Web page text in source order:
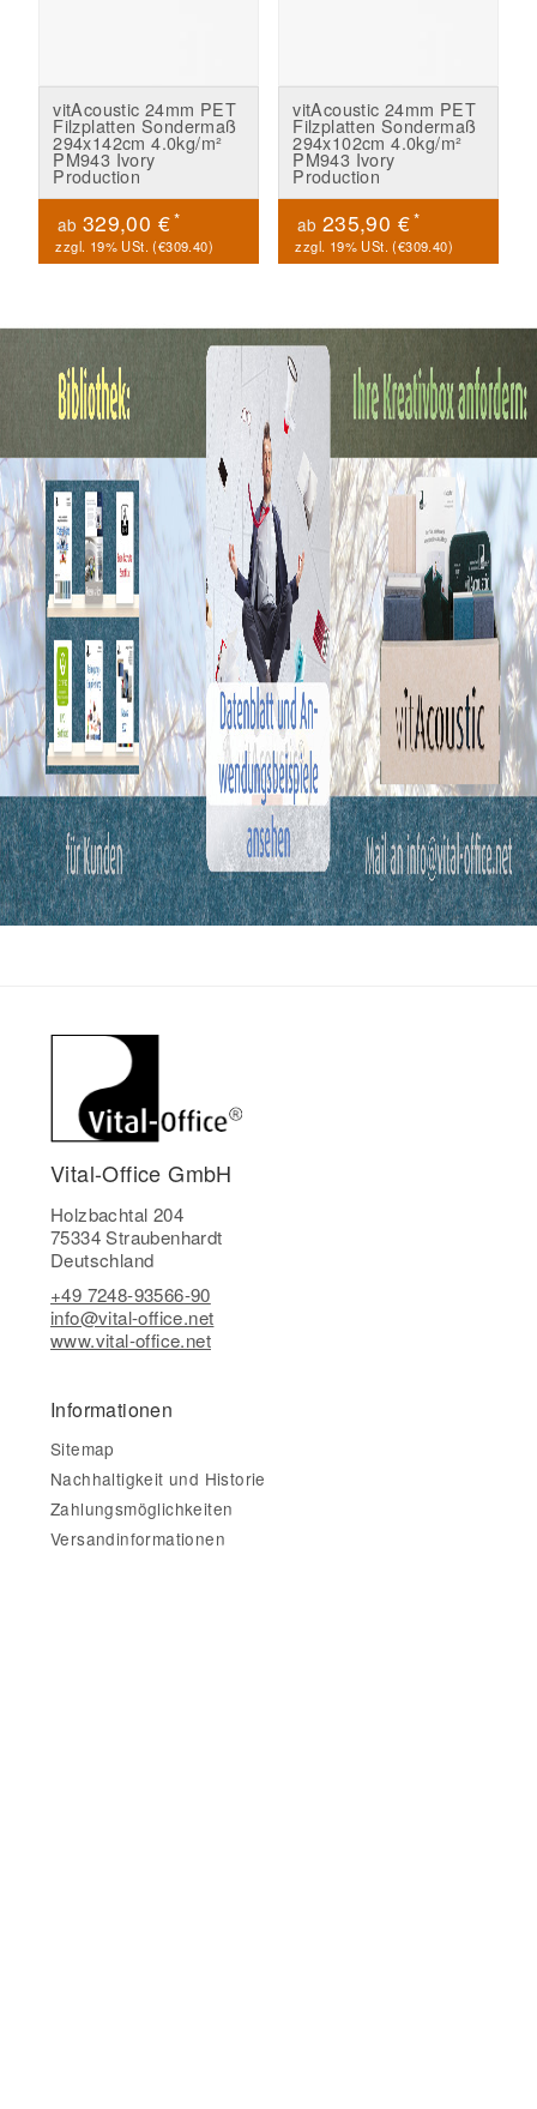
vitAcoustic 24mm PET
Filzplatten Sondermaß
294x142cm 4.0kg/m²
PM943 Ivory
Production
ab 329,00 €*
zzgl. 19% USt. (€309.40)
vitAcoustic 24mm PET
Filzplatten Sondermaß
294x102cm 4.0kg/m²
PM943 Ivory
Production
ab 235,90 €*
zzgl. 19% USt. (€309.40)
Vital-Office GmbH
Holzbachtal 204
75334 Straubenhardt
Deutschland
+49 7248-93566-90
info@vital-office.net
www.vital-office.net
Informationen
Sitemap
Nachhaltigkeit und Historie
Zahlungsmöglichkeiten
Versandinformationen